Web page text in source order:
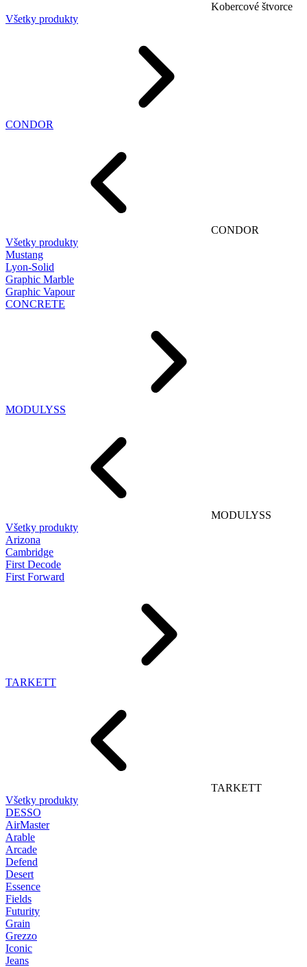
Kobercové štvorce
Všetky produkty
CONDOR
CONDOR
Všetky produkty
Mustang
Lyon-Solid
Graphic Marble
Graphic Vapour
CONCRETE
MODULYSS
MODULYSS
Všetky produkty
Arizona
Cambridge
First Decode
First Forward
TARKETT
TARKETT
Všetky produkty
DESSO
AirMaster
Arable
Arcade
Defend
Desert
Essence
Fields
Futurity
Grain
Grezzo
Iconic
Jeans